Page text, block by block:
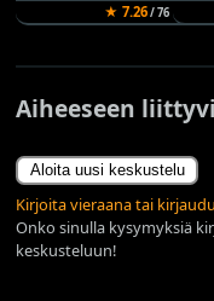
★ 7.26/ 76
Aiheeseen
Aloita uusi keskustelu
Kirjoita vieraana tai
Onko sinulla kysymyksiä
keskusteluun!